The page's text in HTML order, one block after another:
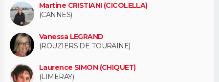
Martine CRISTIANI (CICOLELLA)
(CANNES)
Vanessa LEGRAND
(ROUZIERS DE TOURAINE)
Laurence SIMON (CHIQUET)
(LIMERAY)